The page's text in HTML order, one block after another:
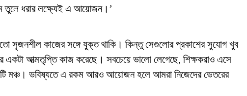
তুলে ধরার লক্ষ্যেই এ আয়োজন।’
মতো সৃজনশীল কাজের সঙ্গে যুক্ত থাকি। কিন্তু সেগুলোর প্রকাশের সুযোগ খুব
একটা আত্মতৃপ্তি কাজ করেছে। সবচেয়ে ভালো লেগেছে, শিক্ষকরাও এসে
মঞ্চ। ভবিষ্যতে এ রকম আরও আয়োজন হলে আমরা নিজেদের ভেতরের